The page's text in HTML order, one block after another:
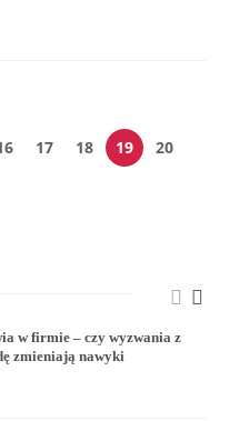
17 18 19 20
w firmie – czy wyzwania z
zmieniają nawyki